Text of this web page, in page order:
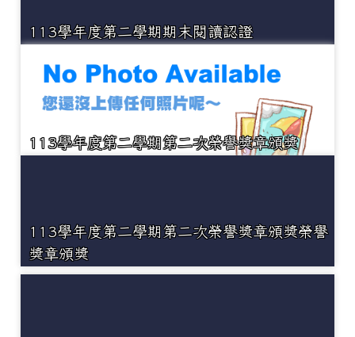
113學年度第二學期期末閱讀認證
113學年度第二學期第二次榮譽獎章頒獎
113學年度第二學期第二次榮譽獎章頒獎榮譽
獎章頒獎